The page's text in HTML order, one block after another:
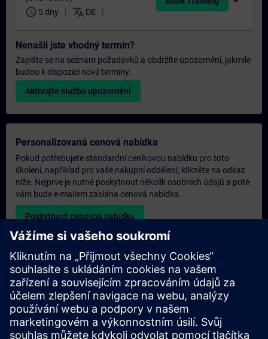
schedule 5 dny translate DE
Nenašli jste vhodný termín?
Zapište se na seznam požadavků a obdržíte upozornění, jakmile
budou k dispozici nové termíny.
Aktivujte službu upozornění
Personalizovaná cenová nabídka
Pokud potřebujete standardní ceníkovou nabídku pro toto
školení, například pro vaše nákupní oddělení, klikněte na odkaz
níže. Nejprve je nutné poskytnout několik osobních údajů a poté
vám bude e-mailem zaslána cenová nabídka.
Poskytnout cenovou nabídku
Poptávka exkluzivního školení
Pokud potřebujete cenovou nabídku na exkluzivní školení, ať už
prezenčně, virtuálně nebo v našem školicím středisku SITRAIN,
vyplňte níže uvedený poptávkový formulář. Tento typ
požadavku by byl vhodný pro větší skupiny (6 a více osob). Po
poskytnutí vašich kontaktních údajů a požadavků na školení od